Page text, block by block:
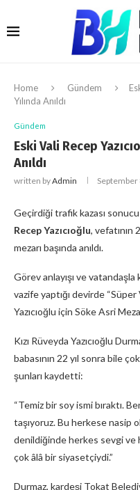
Home Gündem
Yılında Anıldı
Gündem
Eski Vali Recep
Anıldı
written byAdmin September
Geçirdiği trafik kazası
Recep Yazıcıoğlu, vefatının
mezarı başında anıldı.
Görev anlayışı ve
vazife yaptığı devirde “Süper
Yazıcıoğlu için Söke Asri
Kızı Rüveyda Yazıcıoğlu
babasının 22 yıl sonra bile
şunları kaydetti:
“Temiz bir soy ismi bıraktı.
taşıyoruz. Bu herkese nasip
denildiğinde herkes sevgi ve
çok âlâ bir siyasetçiydi.”
Durmaz, kardeşi Tokat